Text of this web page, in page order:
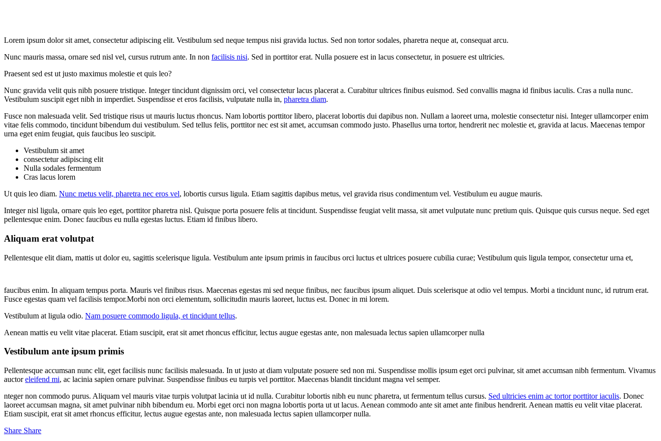
Lorem ipsum dolor sit amet, consectetur adipiscing elit. Vestibulum sed neque tempus nisi gravida luctus. Sed non tortor sodales, pharetra neque at, consequat arcu.
Nunc mauris massa, ornare sed nisl vel, cursus rutrum ante. In non facilisis nisi. Sed in porttitor erat. Nulla posuere est in lacus consectetur, in posuere est ultricies.
Praesent sed est ut justo maximus molestie et quis leo?
Nunc gravida velit quis nibh posuere tristique. Integer tincidunt dignissim orci, vel consectetur lacus placerat a. Curabitur ultrices finibus euismod. Sed convallis magna id finibus iaculis. Cras a nulla nunc.
Vestibulum suscipit eget nibh in imperdiet. Suspendisse et eros facilisis, vulputate nulla in, pharetra diam.
Fusce non malesuada velit. Sed tristique risus ut mauris luctus rhoncus. Nam lobortis porttitor libero, placerat lobortis dui dapibus non. Nullam a laoreet urna, molestie consectetur nisi. Integer ullamcorper enim
vitae felis commodo, tincidunt bibendum dui vestibulum. Sed tellus felis, porttitor nec est sit amet, accumsan commodo justo. Phasellus urna tortor, hendrerit nec molestie et, gravida at lacus. Maecenas tempor
urna eget enim feugiat, quis faucibus leo suscipit.
Vestibulum sit amet
consectetur adipiscing elit
Nulla sodales fermentum
Cras lacus lorem
Ut quis leo diam. Nunc metus velit, pharetra nec eros vel, lobortis cursus ligula. Etiam sagittis dapibus metus, vel gravida risus condimentum vel. Vestibulum eu augue mauris.
Integer nisl ligula, ornare quis leo eget, porttitor pharetra nisl. Quisque porta posuere felis at tincidunt. Suspendisse feugiat velit massa, sit amet vulputate nunc pretium quis. Quisque quis cursus neque. Sed eget
pellentesque enim. Donec faucibus eu nulla egestas luctus. Etiam id finibus libero.
Aliquam erat volutpat
Pellentesque elit diam, mattis ut dolor eu, sagittis scelerisque ligula. Vestibulum ante ipsum primis in faucibus orci luctus et ultrices posuere cubilia curae; Vestibulum quis ligula tempor, consectetur urna et,
faucibus enim. In aliquam tempus porta. Mauris vel finibus risus. Maecenas egestas mi sed neque finibus, nec faucibus ipsum aliquet. Duis scelerisque at odio vel tempus. Morbi a tincidunt nunc, id rutrum erat.
Fusce egestas quam vel facilisis tempor.Morbi non orci elementum, sollicitudin mauris laoreet, luctus est. Donec in mi lorem.
Vestibulum at ligula odio. Nam posuere commodo ligula, et tincidunt tellus.
Aenean mattis eu velit vitae placerat. Etiam suscipit, erat sit amet rhoncus efficitur, lectus augue egestas ante, non malesuada lectus sapien ullamcorper nulla
Vestibulum ante ipsum primis
Pellentesque accumsan nunc elit, eget facilisis nunc facilisis malesuada. In ut justo at diam vulputate posuere sed non mi. Suspendisse mollis ipsum eget orci pulvinar, sit amet accumsan nibh fermentum. Vivamus
auctoreleifend mi, ac lacinia sapien ornare pulvinar. Suspendisse finibus eu turpis vel porttitor. Maecenas blandit tincidunt magna vel semper.
nteger non commodo purus. Aliquam vel mauris vitae turpis volutpat lacinia ut id nulla. Curabitur lobortis nibh eu nunc pharetra, ut fermentum tellus cursus. Sed ultricies enim ac tortor porttitor iaculis. Donec
laoreet accumsan magna, sit amet pulvinar nibh bibendum eu. Morbi eget orci non magna lobortis porta ut ut lacus. Aenean commodo ante sit amet ante finibus hendrerit. Aenean mattis eu velit vitae placerat.
Etiam suscipit, erat sit amet rhoncus efficitur, lectus augue egestas ante, non malesuada lectus sapien ullamcorper nulla.
Share
Share Share